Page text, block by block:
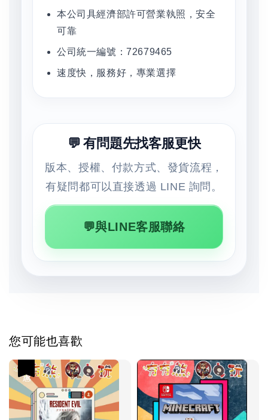
本公司具經濟部許可營業執照，安全
可靠
公司統一編號：72679465
速度快，服務好，專業選擇
💬 有問題先找客服更快
版本、授權、付款方式、發貨流程，
有疑問都可以直接透過 LINE 詢問。
💬與LINE客服聯絡
您可能也喜歡